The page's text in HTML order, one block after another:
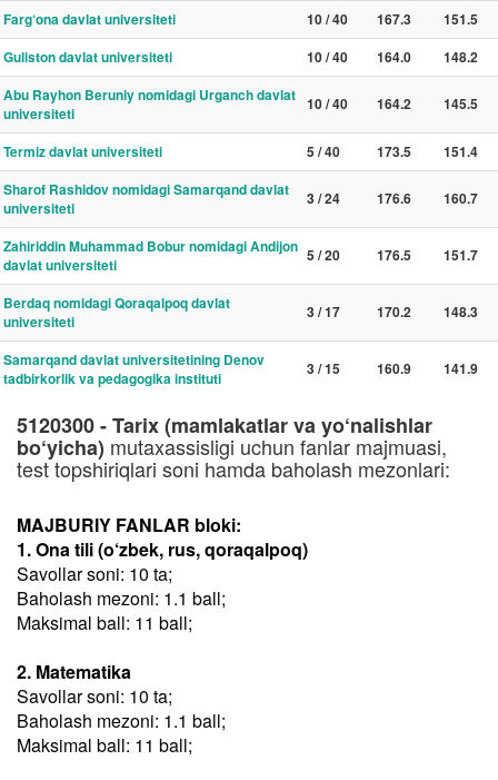
Farg‘ona davlat universiteti
10 / 40 167.3
151.5
Guliston davlat universiteti
10 / 40 164.0
148.2
Abu Rayhon Beruniy nomidagi Urganch davlat
universiteti
10 / 40 164.2 145.5
Termiz davlat universiteti 5 / 40 173.5
151.4
Sharof Rashidov nomidagi Samarqand davlat
universiteti
3 / 24 176.6 160.7
Zahiriddin Muhammad Bobur nomidagi Andijon
davlat universiteti
5 / 20 176.5 151.7
Berdaq nomidagi Qoraqalpoq davlat
universiteti
3 / 17 170.2 148.3
Samarqand davlat universitetining Denov
tadbirkorlik va pedagogika instituti
3 / 15 160.9 141.9
5120300 - Tarix (mamlakatlar va yo‘nalishlar
bo‘yicha) mutaxassisligi uchun fanlar majmuasi,
test topshiriqlari soni hamda baholash mezonlari:
MAJBURIY FANLAR bloki:
1. Ona tili (o‘zbek, rus, qoraqalpoq)
Savollar soni: 10 ta;
Baholash mezoni: 1.1 ball;
Maksimal ball: 11 ball;
2. Matematika
Savollar soni: 10 ta;
Baholash mezoni: 1.1 ball;
Maksimal ball: 11 ball;